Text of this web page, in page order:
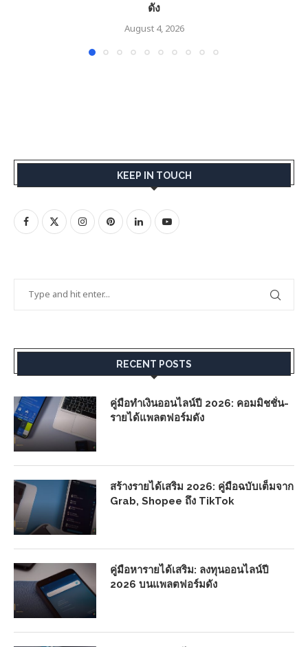
ดัง
August 4, 2026
KEEP IN TOUCH
RECENT POSTS
คู่มือทำเงินออนไลน์ปี 2026: คอมมิชชั่น-
รายได้แพลตฟอร์มดัง
สร้างรายได้เสริม 2026: คู่มือฉบับเต็มจาก
Grab, Shopee ถึง TikTok
คู่มือหารายได้เสริม: ลงทุนออนไลน์ปี
2026 บนแพลตฟอร์มดัง